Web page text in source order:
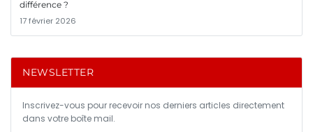
différence ?
17 février 2026
NEWSLETTER
Inscrivez-vous pour recevoir nos derniers articles directement
dans votre boîte mail.